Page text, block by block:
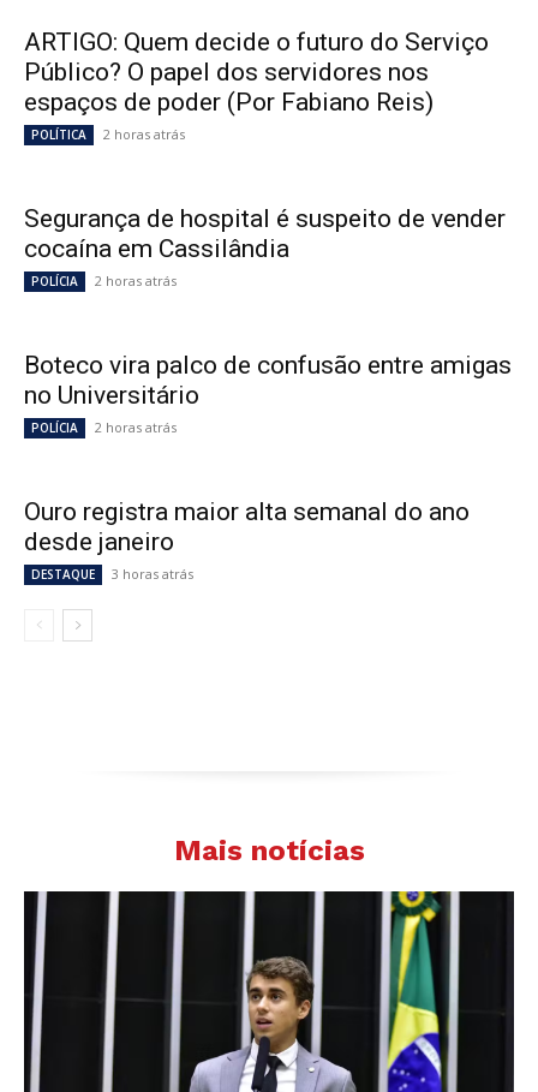
ARTIGO: Quem decide o futuro do Serviço
Público? O papel dos servidores nos
espaços de poder (Por Fabiano Reis)
POLÍTICA 2 horas atrás
Segurança de hospital é suspeito de vender
cocaína em Cassilândia
POLÍCIA 2 horas atrás
Boteco vira palco de confusão entre amigas
no Universitário
POLÍCIA 2 horas atrás
Ouro registra maior alta semanal do ano
desde janeiro
DESTAQUE 3 horas atrás
Mais notícias